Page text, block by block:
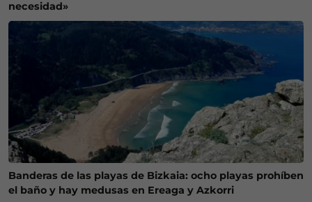
necesidad»
Banderas de las playas de Bizkaia: ocho playas prohíben
el baño y hay medusas en Ereaga y Azkorri